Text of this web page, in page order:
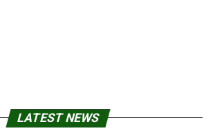
LATEST NEWS